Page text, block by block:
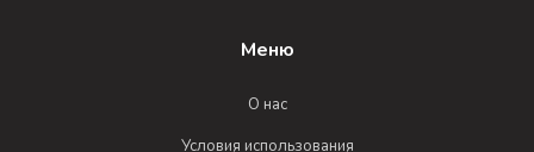
Меню
О нас
Условия использования